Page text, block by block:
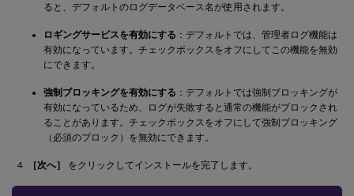
ると、デフォルトのログデータベース名が使用されます。
ロギングサービスを有効にする ：デフォルトでは、管理者ログ機能は
有効になっています。チェックボックスをオフにしてこの機能を無効
にできます。
強制ブロッキングを有効にする ：デフォルトでは強制ブロッキングが
有効になっているため、ログが失敗すると通常の機能がブロックされ
ることがあります。チェックボックスをオフにして強制ブロッキング
（必須のブロック）を無効にできます。
［次へ］ をクリックしてインストールを完了します。